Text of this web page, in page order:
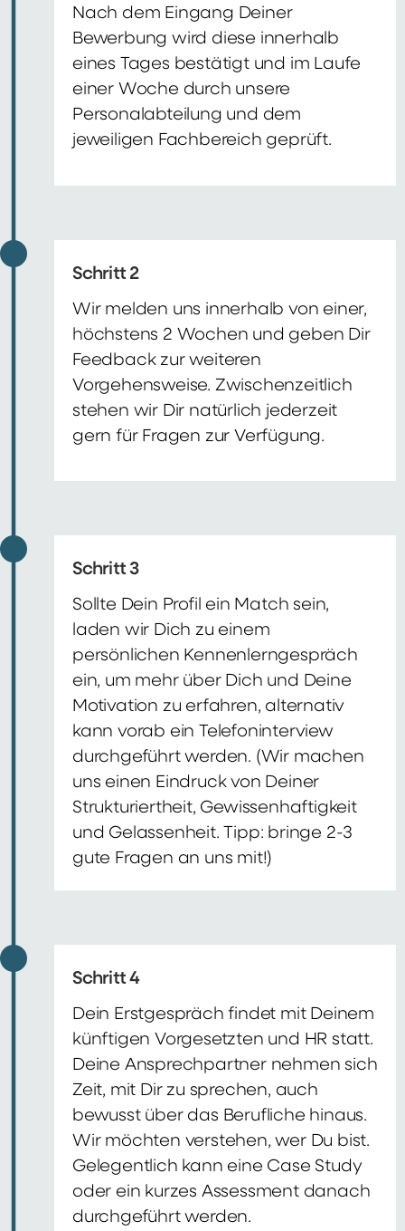
Nach dem Eingang Deiner
Bewerbung wird diese innerhalb
eines Tages bestätigt und im Laufe
einer Woche durch unsere
Personalabteilung und dem
jeweiligen Fachbereich geprüft.
Schritt 2
Wir melden uns innerhalb von einer,
höchstens 2 Wochen und geben Dir
Feedback zur weiteren
Vorgehensweise. Zwischenzeitlich
stehen wir Dir natürlich jederzeit
gern für Fragen zur Verfügung.
Schritt 3
Sollte Dein Profil ein Match sein,
laden wir Dich zu einem
persönlichen Kennenlerngespräch
ein, um mehr über Dich und Deine
Motivation zu erfahren, alternativ
kann vorab ein Telefoninterview
durchgeführt werden. (Wir machen
uns einen Eindruck von Deiner
Strukturiertheit, Gewissenhaftigkeit
und Gelassenheit. Tipp: bringe 2-3
gute Fragen an uns mit!)
Schritt 4
Dein Erstgespräch findet mit Deinem
künftigen Vorgesetzten und HR statt.
Deine Ansprechpartner nehmen sich
Zeit, mit Dir zu sprechen, auch
bewusst über das Berufliche hinaus.
Wir möchten verstehen, wer Du bist.
Gelegentlich kann eine Case Study
oder ein kurzes Assessment danach
durchgeführt werden.